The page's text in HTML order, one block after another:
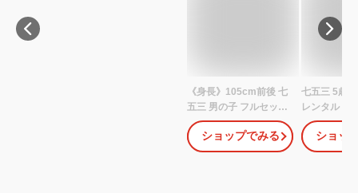
《身長》105cm前後 七
五三 男の子 フルセット
レンタル フルセットレ
ンタル 羽織袴 羽織袴セ
ット 5歳 五才男児 5歳男
ショップでみる
七五三 5歳
レンタル
男の子 ( 五
0110 花わら
ベージュ/ベ
ショッ